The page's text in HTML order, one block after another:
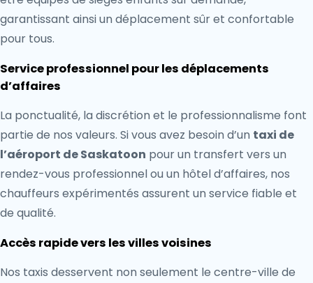
garantissant ainsi un déplacement sûr et confortable
pour tous.
Service professionnel pour les déplacements
d’affaires
La ponctualité, la discrétion et le professionnalisme font
partie de nos valeurs. Si vous avez besoin d’un taxi de
l’aéroport de Saskatoon pour un transfert vers un
rendez-vous professionnel ou un hôtel d’affaires, nos
chauffeurs expérimentés assurent un service fiable et
de qualité.
Accès rapide vers les villes voisines
Nos taxis desservent non seulement le centre-ville de